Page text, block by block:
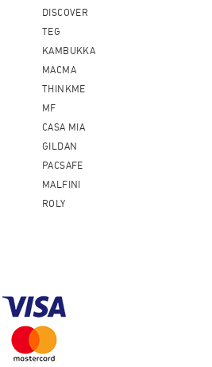
DISCOVER
TEG
KAMBUKKA
MACMA
THINKME
MF
CASA MIA
GILDAN
PACSAFE
MALFINI
ROLY